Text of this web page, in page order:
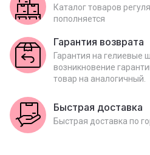
Каталог товаров
пополняется
Гарантия возврата
Гарантия на гелиевые
возникновение
товар на аналогичный.
Быстрая доставка
Быстрая доставка по